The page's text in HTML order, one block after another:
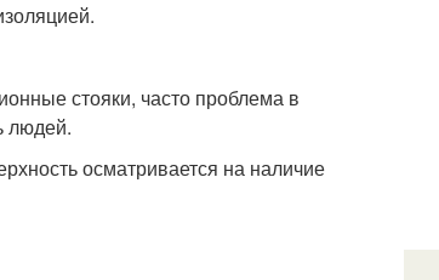
стояки, часто проблема в
людей.
осматривается на наличие